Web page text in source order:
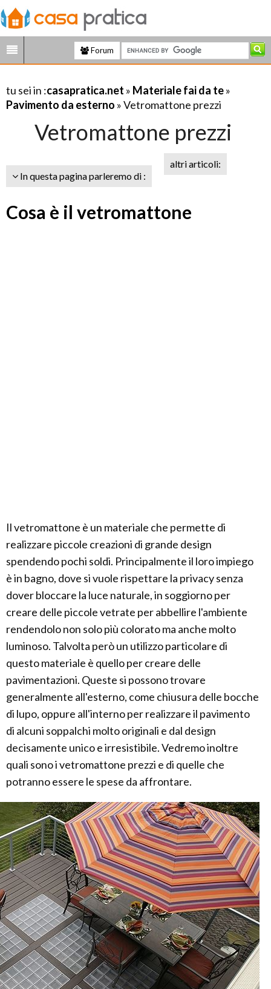
Forum
tu sei in :casapratica.net » Materiale fai da te»
Pavimento da esterno » Vetromattone prezzi
Vetromattone prezzi
In questa pagina parleremo di :
altri articoli:
Cosa è il vetromattone
Il vetromattone è un materiale che permette di
realizzare piccole creazioni di grande design
spendendo pochi soldi. Principalmente il loro impiego
è in bagno, dove si vuole rispettare la privacy senza
dover bloccare la luce naturale, in soggiorno per
creare delle piccole vetrate per abbellire l'ambiente
rendendolo non solo più colorato ma anche molto
luminoso. Talvolta però un utilizzo particolare di
questo materiale è quello per creare delle
pavimentazioni. Queste si possono trovare
generalmente all'esterno, come chiusura delle bocche
di lupo, oppure all'interno per realizzare il pavimento
di alcuni soppalchi molto originali e dal design
decisamente unico e irresistibile. Vedremo inoltre
quali sono i vetromattone prezzi e di quelle che
potranno essere le spese da affrontare.